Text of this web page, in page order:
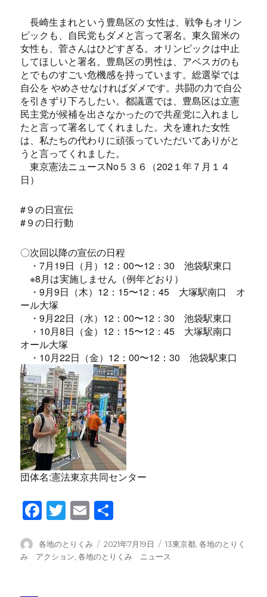
長崎生まれという豊島区の 女性は、戦争もオリン
ピックも、自民党もダメと言って署名。東久留米の
女性も、菅さんはひどすぎる。オリンピックは中止
してほしいと署名。豊島区の男性は、アベスガのも
とでものすごい危機感を持っています。総選挙では
自公を やめさせなければダメです。共闘の力で自公
を引きずり下ろしたい。都議選では、豊島区は立憲
民主党が候補を出さなかったので共産党に入れまし
たと言って署名してくれました。犬を連れた女性
は、私たちの代わりに頑張っていただいてありがと
うと言ってくれました。
東京憲法ニュースNo５３６（202１年７月１４
日）
#９の日宣伝
#９の日行動
〇次回以降の宣伝の日程
・7月19日（月）12：00〜12：30 池袋駅東口
※8月は実施しません（例年どおり）
・9月9日（木）12：15〜12：45 大塚駅南口 オ
ール大塚
・9月22日（水）12：00〜12：30 池袋駅東口
・10月8日（金）12：15〜12：45 大塚駅南口
オール大塚
・10月22日（金）12：00〜12：30 池袋駅東口
団体名:憲法東京共同センター
F
c
e
T
tt
er
E
ail
投
稿
各地のとりくみ
投
稿
2021年7月19日
カ
テ
13東京都 ,各地のとりく
み アクション,各地のとりくみ ニュース